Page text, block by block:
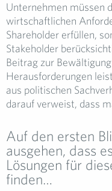
Unternehmen müssen
wirtschaftlichen
Shareholder erfüllen,
Stakeholder
Beitrag zur
Herausforderungen
aus politischen
darauf verweist, dass
Auf den ersten
ausgehen, dass
Lösungen für
finden…